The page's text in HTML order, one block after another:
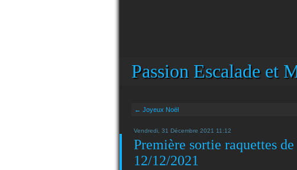
Passion Escalade et
← Joyeux Noël
Vendredi, 31 Décembre 2021 11:12
Première sortie raquettes
12/12/2021